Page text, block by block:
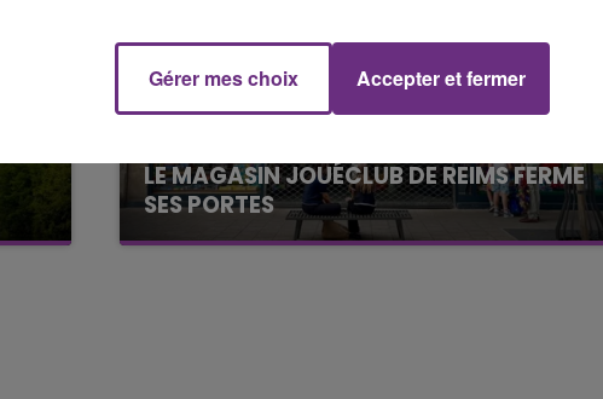
LE MAGASIN JOUÉCLUB DE REIMS FERME
SES PORTES
C'était l'une des institutions du centre-ville
LE BEST OF DE LA FAMILLE
Gérer mes choix Accepter et fermer